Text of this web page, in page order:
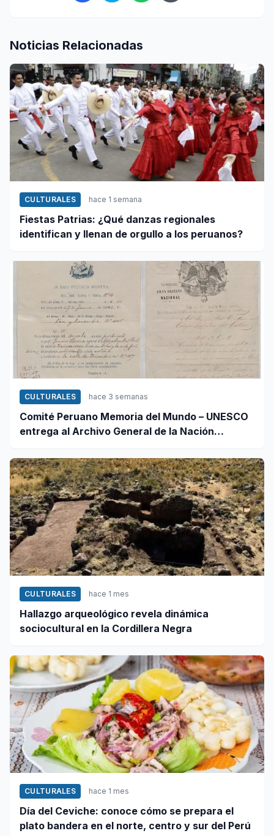
Noticias Relacionadas
CULTURALES hace 1 semana
Fiestas Patrias: ¿Qué danzas regionales
identifican y llenan de orgullo a los peruanos?
CULTURALES hace 3 semanas
Comité Peruano Memoria del Mundo – UNESCO
entrega al Archivo General de la Nación
documentales
CULTURALES hace 1 mes
Hallazgo arqueológico revela dinámica
sociocultural en la Cordillera Negra
CULTURALES hace 1 mes
Día del Ceviche: conoce cómo se prepara el
plato bandera en el norte, centro y sur del Perú